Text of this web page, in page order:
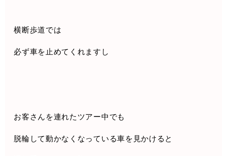
横断歩道では
必ず車を止めてくれますし
お客さんを連れたツアー中でも
脱輪して動かなくなっている車を見かけると